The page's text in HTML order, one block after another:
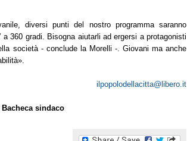
diversi punti del nostro programma saranno
360 gradi. Bisogna aiutarli ad ergersi a protagonisti
società - conclude la Morelli -. Giovani ma anche
ilpopolodellacitta@libero.it
sindaco